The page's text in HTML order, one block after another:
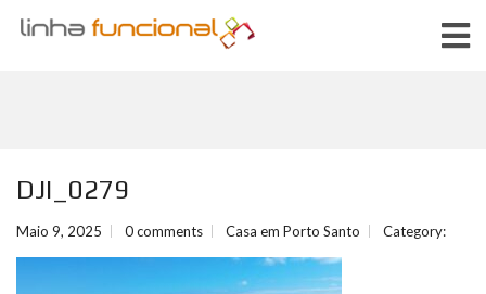
DJI_0279
Maio 9, 2025 0 comments Casa em Porto Santo Category: